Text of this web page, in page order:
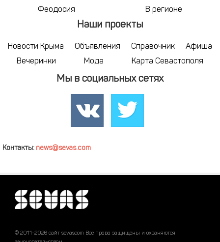
Феодосия
В регионе
Наши проекты
Новости Крыма Объявления Справочник
Афиша
Вечеринки
Мода Карта Севастополя
Мы в социальных сетях
Контакты: news@sevas.com
© 2011-2026 сайт sevascom Все права защищены и охраняются